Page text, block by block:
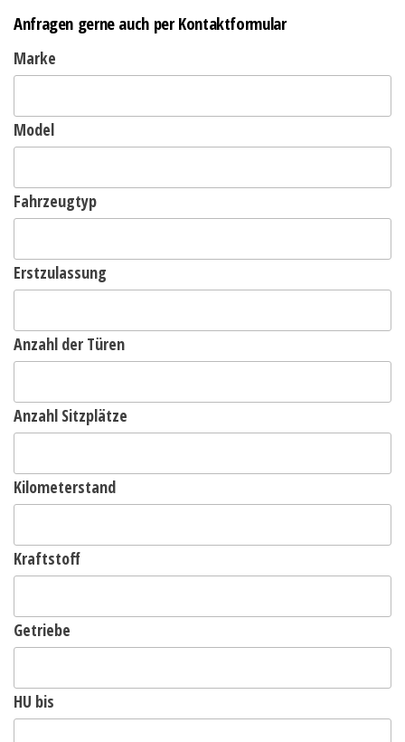
Anfragen gerne auch per Kontaktformular
Marke
Model
Fahrzeugtyp
Erstzulassung
Anzahl der Türen
Anzahl Sitzplätze
Kilometerstand
Kraftstoff
Getriebe
HU bis